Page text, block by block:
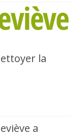
la
a